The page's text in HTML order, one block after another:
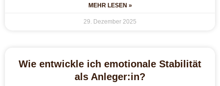
MEHR LESEN »
29. Dezember 2025
Wie entwickle ich emotionale Stabilität
als Anleger:in?